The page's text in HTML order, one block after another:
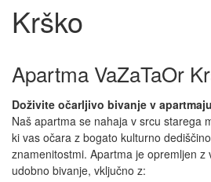
Krško
Apartma VaZaTaOr
Doživite očarljivo bivanje v
Naš apartma se nahaja v srcu starega
ki vas očara z bogato kulturno
znamenitostmi. Apartma je opremljen
udobno bivanje, vključno z: